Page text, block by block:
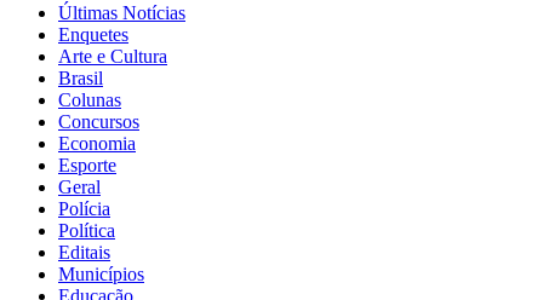
Últimas Notícias
Enquetes
Arte e Cultura
Brasil
Colunas
Concursos
Economia
Esporte
Geral
Polícia
Política
Editais
Municípios
Educação